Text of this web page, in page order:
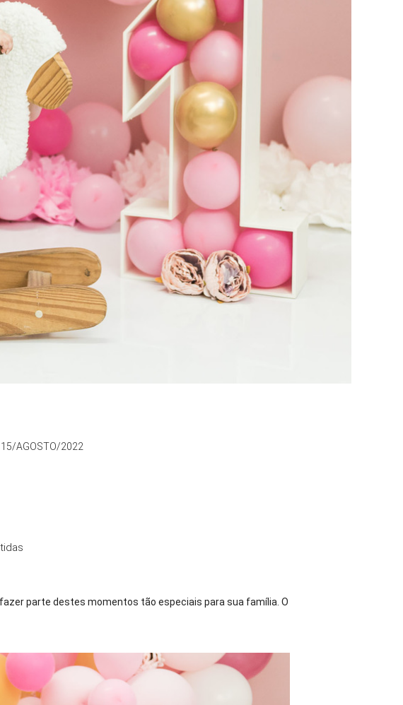
15/AGOSTO/2022
parte destes momentos tão especiais para sua família. O